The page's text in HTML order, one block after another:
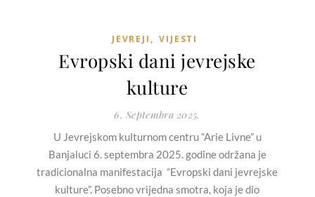
JEVREJI , VIJESTI
Evropski dani jevrejske
kulture
6. Septembra 2025.
U Jevrejskom kulturnom centru “Arie Livne” u
Banjaluci 6. septembra 2025. godine održana je
tradicionalna manifestacija “Evropski dani jevrejske
kulture”. Posebno vrijedna smotra, koja je dio